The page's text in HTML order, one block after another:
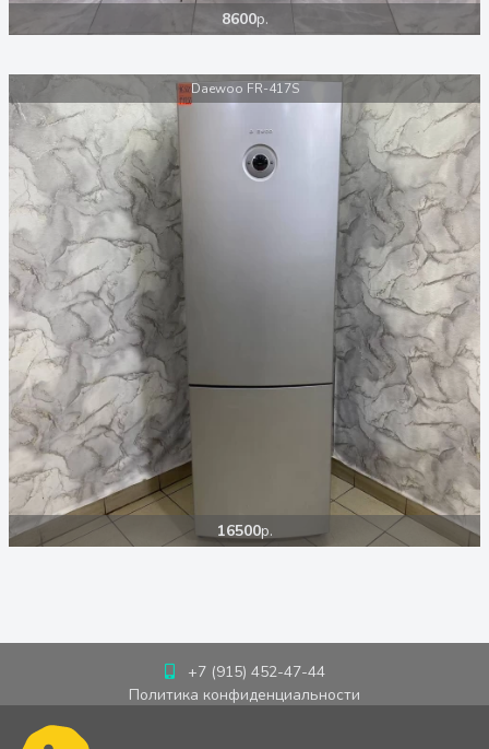
8600р.
Daewoo FR-417S
16500р.
+7 (915) 452-47-44
Политика конфиденциальности